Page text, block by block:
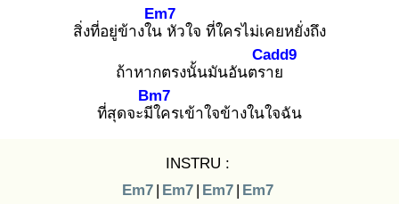
สิ่งที่อยู่ข้างใน
Em7
หัวใจ ที่ใครไม่เคยหยั่งถึง
ถ้าหากตรงนั้นมันอันตรา
Cadd9
ย
ที่สุดจะมีใ
Bm7
ครเข้าใจข้างในใจฉัน
INSTRU :
Em7 | Em7 | Em7 | Em7